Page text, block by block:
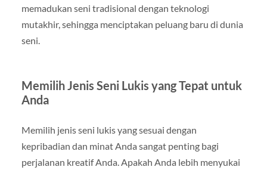
memadukan seni tradisional dengan teknologi
mutakhir, sehingga menciptakan peluang baru di dunia
seni.
Memilih Jenis Seni Lukis yang Tepat untuk
Anda
Memilih jenis seni lukis yang sesuai dengan
kepribadian dan minat Anda sangat penting bagi
perjalanan kreatif Anda. Apakah Anda lebih menyukai